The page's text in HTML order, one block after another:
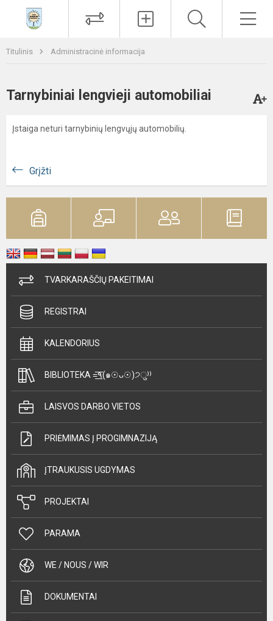
Titulinis Administracinė informacija
Tarnybiniai lengvieji automobiliai
Įstaiga neturi tarnybinių lengvųjų automobilių.
Grįžti
TVARKARAŠČIŲ PAKEITIMAI
REGISTRAI
KALENDORIUS
BIBLIOTEKA =͟͟͞͞٩(๑☉ᴗ☉)੭ु⁾⁾
LAISVOS DARBO VIETOS
PRIĖMIMAS Į PROGIMNAZIJĄ
ĮTRAUKUSIS UGDYMAS
PROJEKTAI
PARAMA
WE / NOUS / WIR
DOKUMENTAI